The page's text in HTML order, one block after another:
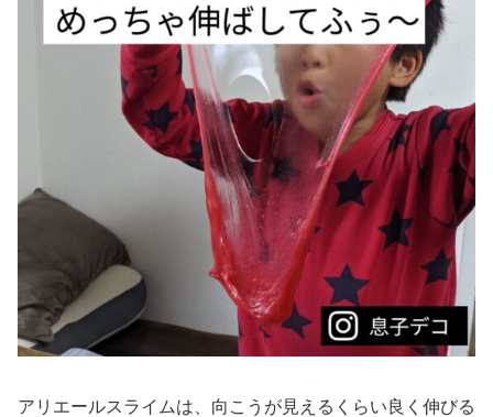
アリエールスライムは、向こうが見えるくらい良く伸びる